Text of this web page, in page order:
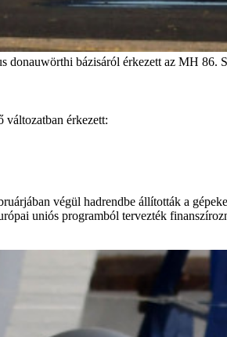
bázisáról érkezett az MH 86.
érkezett:
végül hadrendbe állították a
uniós programból tervezték